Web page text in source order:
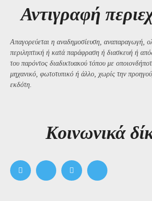
Αντιγραφή
Απαγορεύεται η αναδημοσίευση, αναπαραγωγή,
περιληπτική ή κατά παράφραση ή διασκευή ή
του παρόντος διαδικτυακού τόπου με
μηχανικό, φωτοτυπικό ή άλλο, χωρίς την
εκδότη.
Kοινωνικά